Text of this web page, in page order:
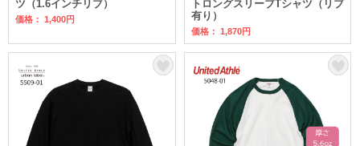
ツ（1.6インチリブ）
価格： 1,400円
トロングスリーブTシャツ（リブ
有り）
価格： 1,870円